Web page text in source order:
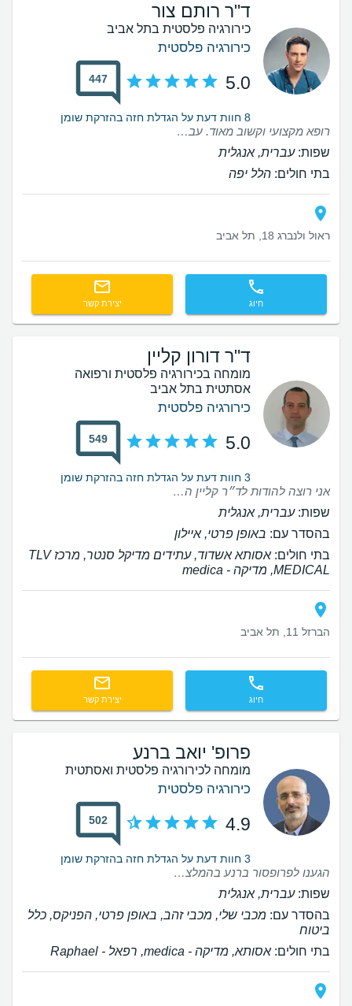
ד"ר רותם צור
כירורגיה פלסטית בתל אביב
כירורגיה פלסטית
5.0
447
8 חוות דעת על הגדלת חזה בהזרקת שומן
רופא מקצועי וקשוב מאוד. עברתי אצלו מתיחת בטן ושאיבה והכול עבר בצורה חלקה, כולל המענה המהיר לכל שאלה שהייתה לי בשבועות שאחרי. תודה רבה על חוויה טובה ותוצאה נהדרת.
שפות:עברית, אנגלית
בתי חולים: הלל יפה
ראול ולנברג 18, תל אביב
חיוג יצירת קשר
ד"ר דורון קליין
מומחה בכירורגיה פלסטית ורפואה
אסתטית בתל אביב
כירורגיה פלסטית
5.0
549
3 חוות דעת על הגדלת חזה בהזרקת שומן
אני רוצה להודות לד״ר קליין הבחירה הכי טובה שעשיתי בחיים באתי אליו למודיעין במיוחד מבאר שבע ואני לא מתחרטת לרגע תודה על התוצאה הכי מטורפת שיכלתי לבקש אחרי 3 לידות , בחיים לא דמיינתי שיצא כל כך מושלם וכמובן גם על הישירות והאמינות אין עליך ועל רויטל העוזרת המהממת תודה על הכל ♥️
שפות:עברית, אנגלית
בהסדר עם: באופן פרטי, איילון
בתי חולים:
אסותא אשדוד, עתידים מדיקל סנטר, מרכז TLV
MEDICAL, ‫מדיקה - medica
הברזל 11, תל אביב
חיוג יצירת קשר
פרופ' יואב ברנע
מומחה לכירורגיה פלסטית ואסתטית
כירורגיה פלסטית
4.9
502
3 חוות דעת על הגדלת חזה בהזרקת שומן
הגענו לפרופסור ברנע בהמלצה של חברים , טיפול היה מסור ואיכפתי מהרגע הראשון פרופסור ברנע הסביר על מהלך ניתוח , סיבוכים אפשריים וכן תיאם צפיות לגבי תוצאות הניתוח כמו כן ניתנה מעטפת כוללת של משרד , אחות ומענה לכל שאלה שנשאלה הניתוח עבר בהתאם לציפיות ולהסברים שניתנו על ידי פרופסור ברנע - גם לגבי משך הניתוח ומהלכו והן לגבי מהלך פוסט ניתוחי וכמו כן בוצע מעקב פוסט ניתוחי צמוד ופרופ ברנע וצוותו היו זמינים על פי צורך . הטיפול של כל הגורמים מפרופסור ברנע עד צוות המשרד היה חם, לבבי ואדיב מאוד ממליצה בחום על פרופסור ברנע והצוות המלווה שלו
שפות:עברית, אנגלית
בהסדר עם: מכבי שלי, מכבי זהב, באופן פרטי, הפניקס, כלל
ביטוח
בתי חולים:אסותא, ‫מדיקה - medica, רפאל - Raphael